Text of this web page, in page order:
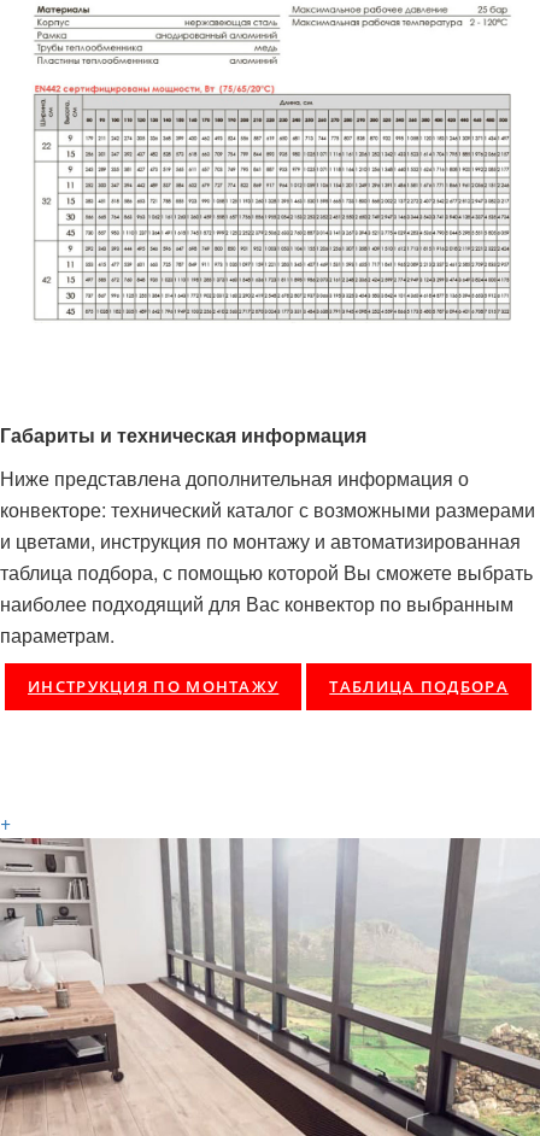
Габариты и техническая информация
Ниже представлена дополнительная информация о
конвекторе: технический каталог с возможными размерами
и цветами, инструкция по монтажу и автоматизированная
таблица подбора, с помощью которой Вы сможете выбрать
наиболее подходящий для Вас конвектор по выбранным
параметрам.
ИНСТРУКЦИЯ ПО МОНТАЖУ ТАБЛИЦА ПОДБОРА
+